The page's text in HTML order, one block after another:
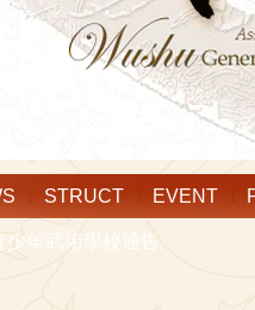
STRUCT EVENT
少年武術學校通告